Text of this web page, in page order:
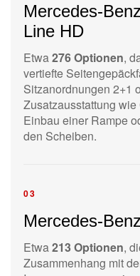
Mercedes-
Line HD
Etwa276 Optionen,
vertiefte
Sitzanordnungen 2+1
Zusatzausstattung
Einbau einer Rampe
den Scheiben.
03
Mercedes-
Etwa213 Optionen,
Zusammenhang mit